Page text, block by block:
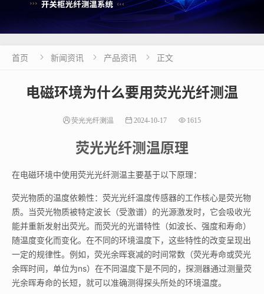
首页  新闻资讯  产品资讯  正文
电磁环境为什么要用荧光光纤测温
荧光光纤测温 2024-10-17 1615
荧光光纤测温原理
在电磁环境中使用荧光光纤测温主要基于以下原理：
荧光物质的温度依赖性：荧光光纤温度传感器的工作核心是荧光物
质。当荧光物质被特定波长（受激谱）的光源激发时，它会吸收光
能并重新发射出荧光。而荧光的光谱特性（如波长、强度和寿命）
随温度变化而变化。在不同的环境温度下，这些特性的改变呈现出
一定的规律性。例如，荧光余晖衰减的时间常数（荧光寿命或荧光
余晖时间，单位为ns）在不同温度下是不同的，探测器通过测量荧
光余晖寿命的长短，就可以准确测得探头所处的环境温度。